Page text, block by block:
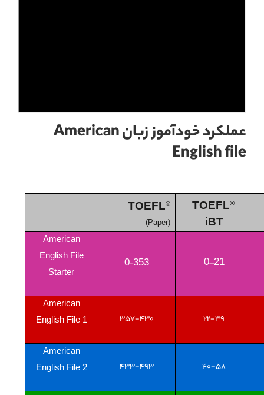
عملکرد خودآموز زبان American
English file
TOEFL®
(Paper)
TOEFL®
iBT
American
English File
Starter
0-353 0–21
American
English File 1
357-430 22-39
American
English File 2
433-493 40-58